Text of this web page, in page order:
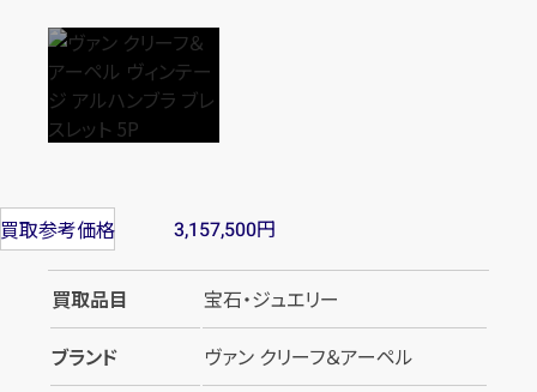
カンタン無料
買取参考価格 3,157,500円
買取品目
宝石・ジュエリー
ブランド
ヴァン クリーフ＆アーペル